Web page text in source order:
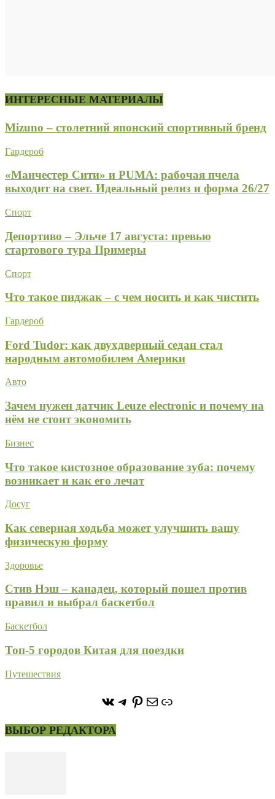
ИНТЕРЕСНЫЕ МАТЕРИАЛЫ
Mizuno – столетний японский спортивный бренд
Гардероб
«Манчестер Сити» и PUMA: рабочая пчела
выходит на свет. Идеальный релиз и форма 26/27
Спорт
Депортиво – Эльче 17 августа: превью
стартового тура Примеры
Спорт
Что такое пиджак – с чем носить и как чистить
Гардероб
Ford Tudor: как двухдверный седан стал
народным автомобилем Америки
Авто
Зачем нужен датчик Leuze electronic и почему на
нём не стоит экономить
Бизнес
Что такое кистозное образование зуба: почему
возникает и как его лечат
Досуг
Как северная ходьба может улучшить вашу
физическую форму
Здоровье
Стив Нэш – канадец, который пошел против
правил и выбрал баскетбол
Баскетбол
Топ-5 городов Китая для поездки
Путешествия
https://vk.com/
https://t.me/stoneforest
https://
ПочтаСсылка
ВЫБОР РЕДАКТОРА